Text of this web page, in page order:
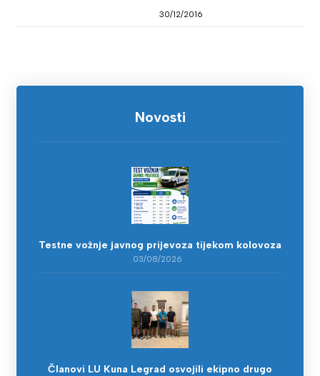
30/12/2016
Novosti
Testne vožnje javnog prijevoza tijekom kolovoza
03/08/2026
Članovi LU Kuna Legrad osvojili ekipno drugo